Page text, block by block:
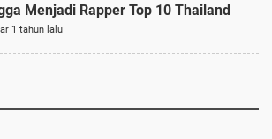
Menjadi Rapper Top 10 Thailand
1 tahun lalu